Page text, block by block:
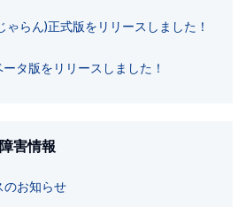
ゃらん)正式版をリリースしました！
タ版をリリースしました！
害情報
のお知らせ